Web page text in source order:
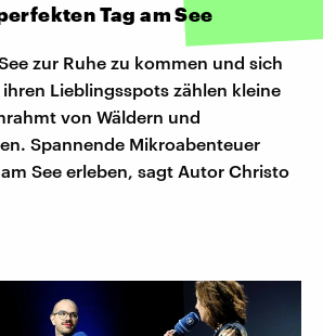
Tag am See
zur Ruhe zu kommen und sich
Lieblingsspots zählen kleine
von Wäldern und
Spannende Mikroabenteuer
See erleben, sagt Autor Christo